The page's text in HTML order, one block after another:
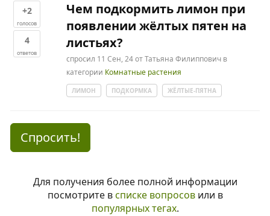
+2
голосов
4
ответов
Чем подкормить лимон при
появлении жёлтых пятен на
листьях?
спросил 11 Сен, 24отТатьяна Филиппович в
категории Комнатные растения
ЛИМОН ПОДКОРМКА ЖЁЛТЫЕ-ПЯТНА
Спросить!
Для получения более полной информации
посмотрите всписке вопросовили в
популярных тегах.